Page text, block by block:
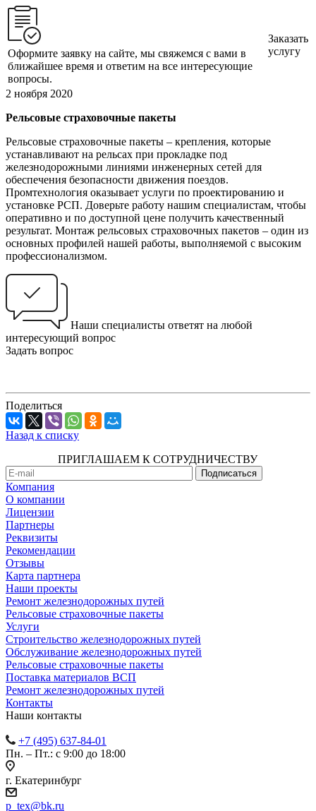
Оформите заявку на сайте, мы свяжемся с вами в
ближайшее время и ответим на все интересующие
вопросы.
Заказать
услугу
2 ноября 2020
Рельсовые страховочные пакеты
Рельсовые страховочные пакеты – крепления, которые
устанавливают на рельсах при прокладке под
железнодорожными линиями инженерных сетей для
обеспечения безопасности движения поездов.
Промтехнология оказывает услуги по проектированию и
установке РСП. Доверьте работу нашим специалистам, чтобы
оперативно и по доступной цене получить качественный
результат. Монтаж рельсовых страховочных пакетов – один из
основных профилей нашей работы, выполняемой с высоким
профессионализмом.
Наши специалисты ответят на любой
интересующий вопрос
Задать вопрос
Поделиться
Назад к списку
ПРИГЛАШАЕМ К СОТРУДНИЧЕСТВУ
Компания
О компании
Лицензии
Партнеры
Реквизиты
Рекомендации
Отзывы
Карта партнера
Наши проекты
Ремонт железнодорожных путей
Рельсовые страховочные пакеты
Услуги
Строительство железнодорожных путей
Обслуживание железнодорожных путей
Рельсовые страховочные пакеты
Поставка материалов ВСП
Ремонт железнодорожных путей
Контакты
Наши контакты
+7 (495) 637-84-01
Пн. – Пт.: с 9:00 до 18:00
г. Екатеринбург
p_tex@bk.ru